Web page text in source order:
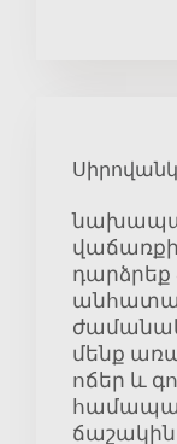
դարձրեք
մենք
ոճեր և
ճաշակին: